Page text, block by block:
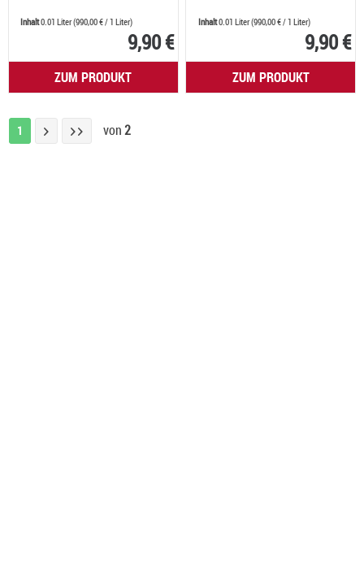
Inhalt0.01 Liter(990,00 €/ 1 Liter)
9,90 €
ZUM PRODUKT
Inhalt0.01 Liter(990,00 €/ 1 Liter)
9,90 €
ZUM PRODUKT
1 von2